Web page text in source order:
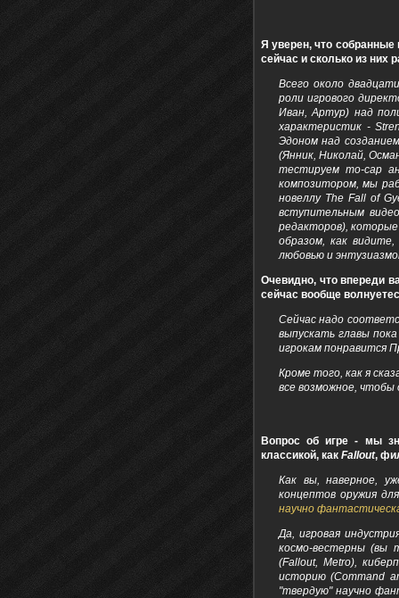
Я уверен, что
сейчас и сколько из них
Всего около
роли игрового
Иван, Артур) над
характеристик -
Эдоном над
(Янник, Николай,
тестируем mo-cap
композитором, мы
новеллу The Fall of
вступительным
редакторов),
образом, как
любовью и
Очевидно, что впереди
сейчас вообще
Сейчас надо
выпускать главы
игрокам понравится
Кроме того, как я
все возможное, чтобы
Вопрос об игре - мы
классикой, как Fallout,
Как вы, наверное,
концептов оружия
научно
Да, игровая
космо-вестерны (вы
(Fallout, Metro),
историю (Command
"твердую" научно